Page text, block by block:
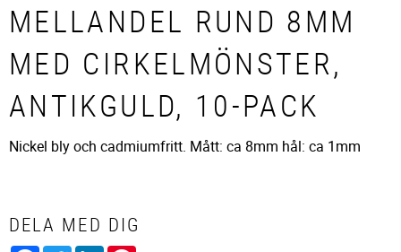
MELLANDEL RUND 8MM
MED CIRKELMÖNSTER,
ANTIKGULD, 10-PACK
Nickel bly och cadmiumfritt. Mått: ca 8mm hål: ca 1mm
DELA MED DIG